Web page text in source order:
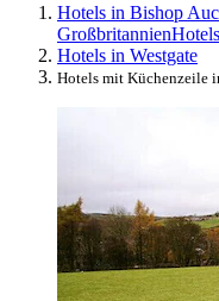
Hotels in Bishop
GroßbritannienHotels
Hotels in Westgate
Hotels mit Küchenzeile